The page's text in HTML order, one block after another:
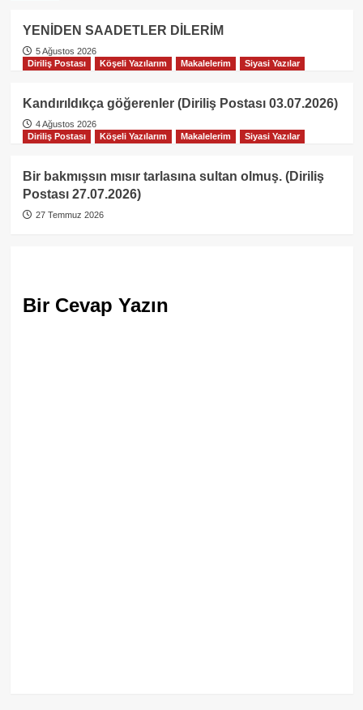
YENİDEN SAADETLER DİLERİM
5 Ağustos 2026
Diriliş Postası
Köşeli Yazılarım Makalelerim Siyasi Yazılar
Kandırıldıkça göğerenler (Diriliş Postası 03.07.2026)
4 Ağustos 2026
Diriliş Postası
Köşeli Yazılarım Makalelerim Siyasi Yazılar
Bir bakmışsın mısır tarlasına sultan olmuş. (Diriliş
Postası 27.07.2026)
27 Temmuz 2026
Bir Cevap Yazın